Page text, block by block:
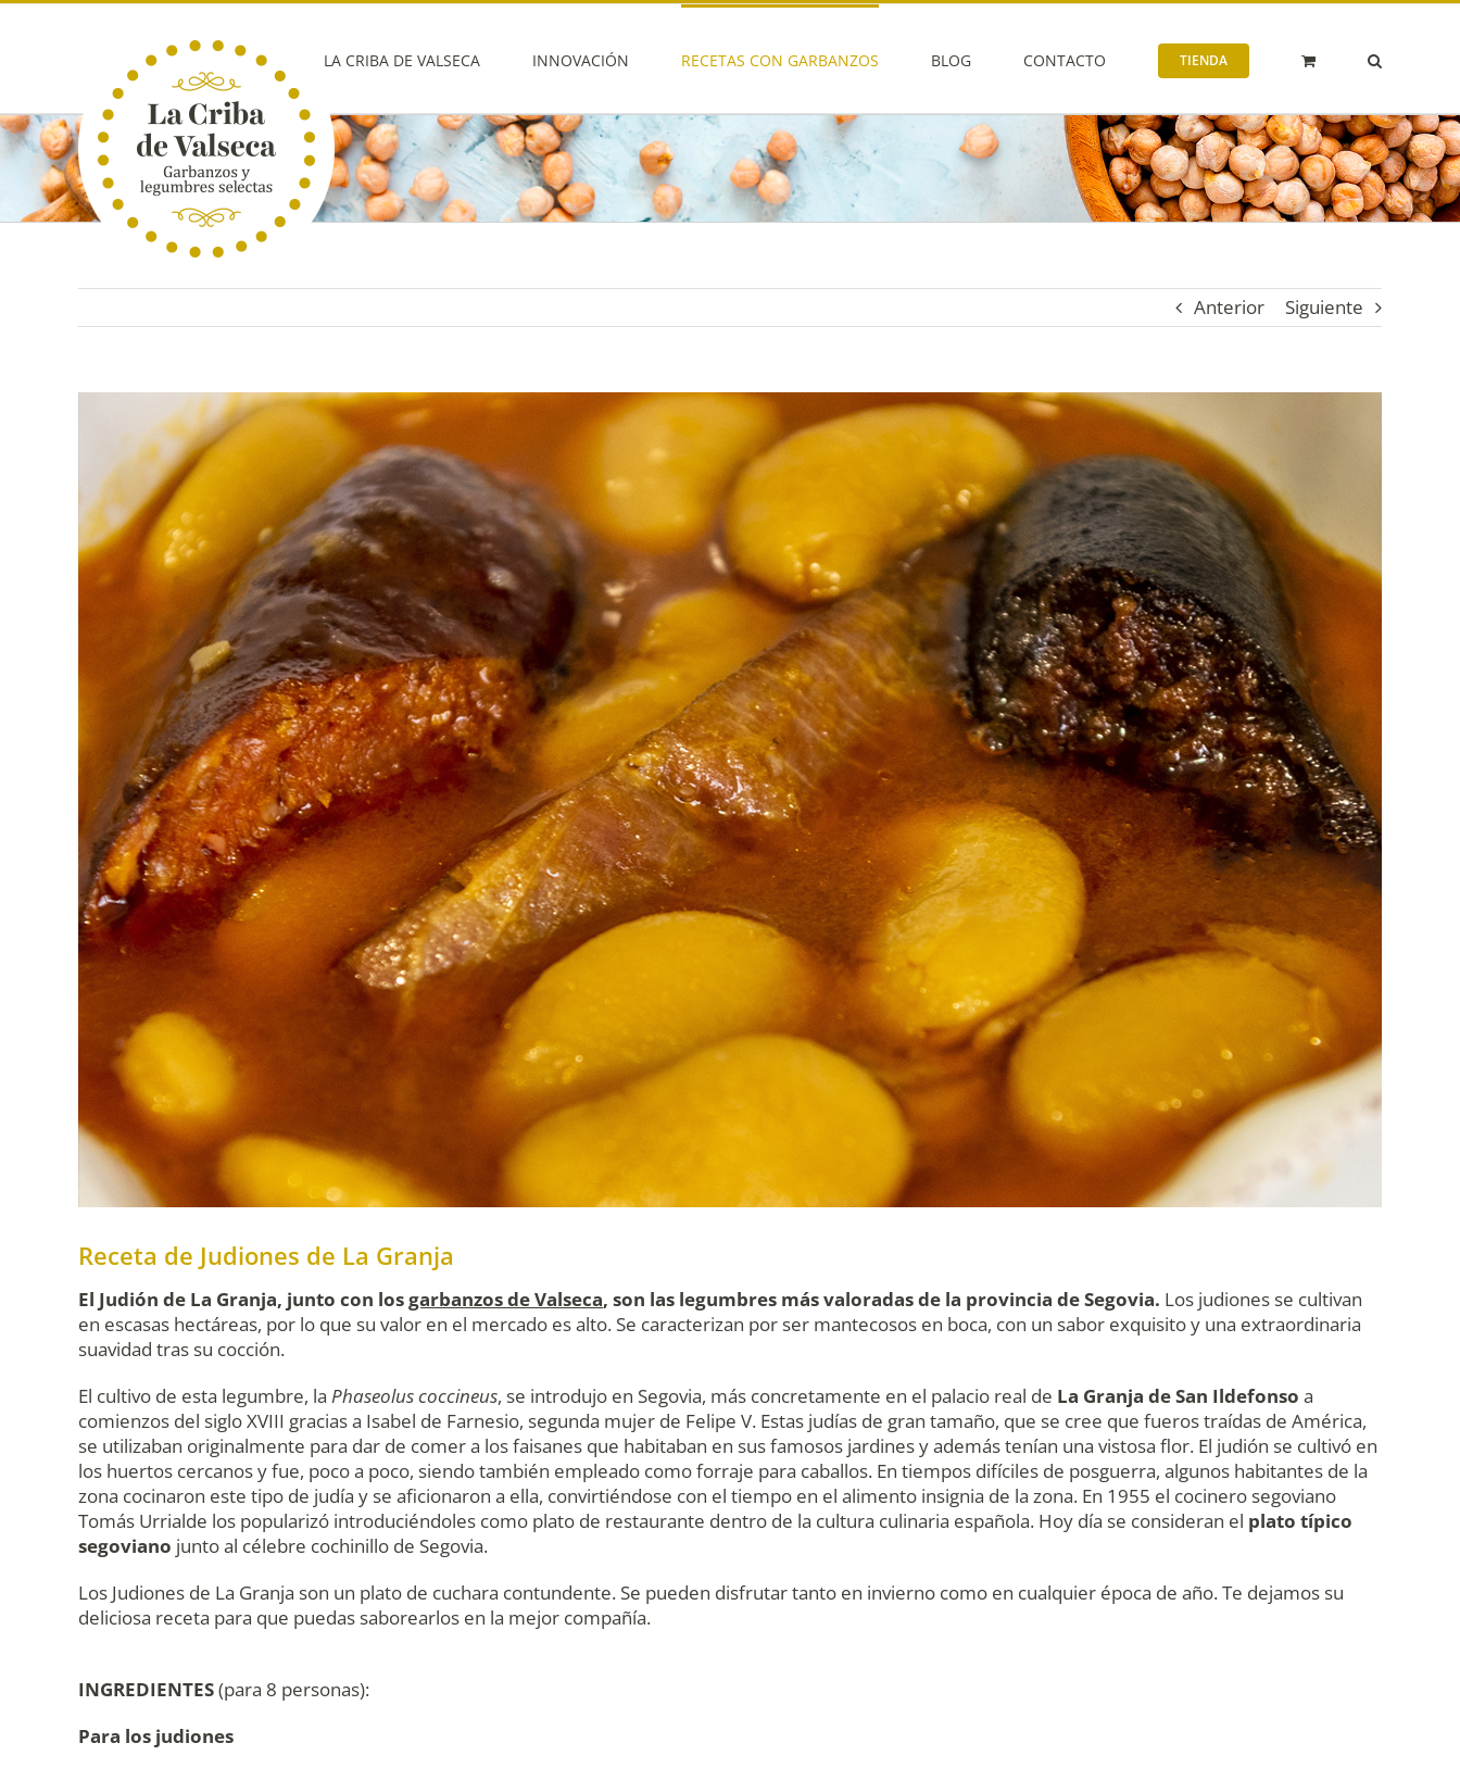
Saltar
LA CRIBA DE VALSECA INNOVACIÓN RECETAS CON GARBANZOS BLOG CONTACTO TIENDA
Anterior Siguiente
Receta de Judiones de La Granja
El Judión de La Granja, junto con losgarbanzos de Valseca, son las legumbres más valoradas de la provincia de Segovia. Los judiones se cultivan
en escasas hectáreas, por lo que su valor en el mercado es alto. Se caracterizan por ser mantecosos en boca, con un sabor exquisito y una extraordinaria
suavidad tras su cocción.
El cultivo de esta legumbre, la Phaseolus coccineus, se introdujo en Segovia, más concretamente en el palacio real de La Granja de San Ildefonso a
comienzos del siglo XVIII gracias a Isabel de Farnesio, segunda mujer de Felipe V. Estas judías de gran tamaño, que se cree que fueros traídas de América,
se utilizaban originalmente para dar de comer a los faisanes que habitaban en sus famosos jardines y además tenían una vistosa flor. El judión se cultivó en
los huertos cercanos y fue, poco a poco, siendo también empleado como forraje para caballos. En tiempos difíciles de posguerra, algunos habitantes de la
zona cocinaron este tipo de judía y se aficionaron a ella, convirtiéndose con el tiempo en el alimento insignia de la zona. En 1955 el cocinero segoviano
Tomás Urrialde los popularizó introduciéndoles como plato de restaurante dentro de la cultura culinaria española. Hoy día se consideran el plato típico
segoviano junto al célebre cochinillo de Segovia.
Los Judiones de La Granja son un plato de cuchara contundente. Se pueden disfrutar tanto en invierno como en cualquier época de año. Te dejamos su
deliciosa receta para que puedas saborearlos en la mejor compañía.
INGREDIENTES(para 8 personas):
Para los judiones